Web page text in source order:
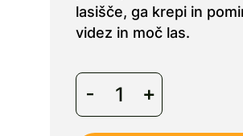
lasišče, ga krepi in
videz in moč las.